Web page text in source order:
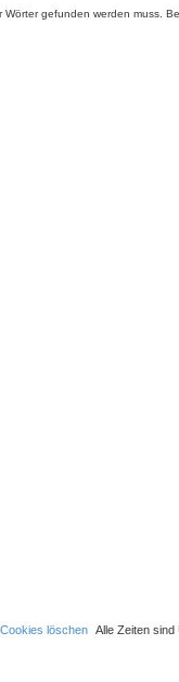
gefunden werden muss.
Alle Zeiten sind
löschen